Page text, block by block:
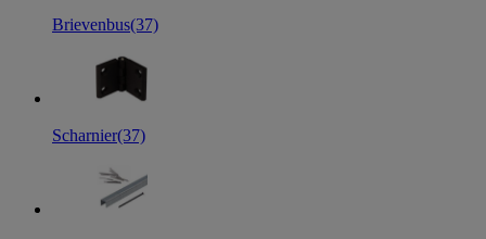
Brievenbus(37)
Scharnier(37)